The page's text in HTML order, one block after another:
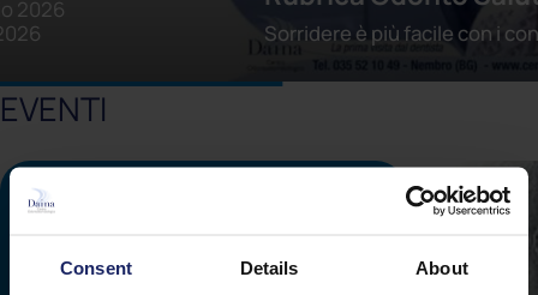
Consent Details About
Sorridere è più facile con i consigli degli
EVENTI